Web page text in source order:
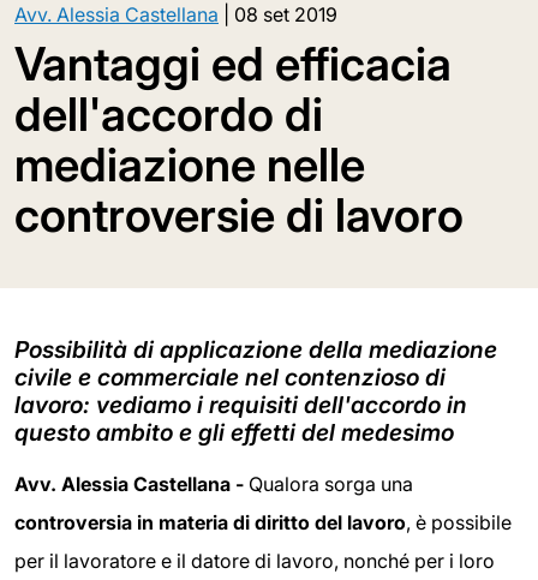
Avv. Alessia Castellana 08 set 2019
Vantaggi ed efficacia
dell'accordo di
mediazione nelle
controversie di lavoro
Possibilità di applicazione della mediazione
civile e commerciale nel contenzioso di
lavoro: vediamo i requisiti dell'accordo in
questo ambito e gli effetti del medesimo
Avv. Alessia Castellana - Qualora sorga una
controversia in materia di diritto del lavoro, è possibile
per il lavoratore e il datore di lavoro, nonché per i loro